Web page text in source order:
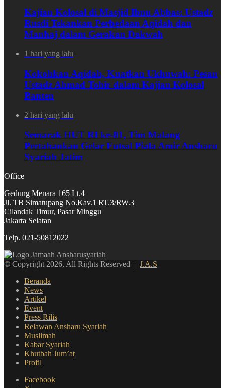
Kajian Kolosal di Masjid Ibnu Abbas: Ustadz
Rusdi Tekankan Perbedaan Aqidah dan
Manhaj dalam Gerakan Dakwah
1 hari yang lalu
Kokohkan Aqidah, Kuatkan Ukhuwah: Pesan
Ustadz Ahmad Tohir dalam Kajian Kolosal
Banten
2 hari yang lalu
Semarak HUT RI ke-81, Tim Malang
Pertahankan Gelar Futsal Piala Amir Ansharu
Syariah Jatim
Office
Gedung Menara 165 Lt.4
Jl. TB Simatupang No.Kav.1 RT.3/RW.3
Cilandak Timur, Pasar Minggu
Jakarta Selatan
Telp. 021-50812022
© Copyright 2026, All Rights Reserved | J.A.S
Beranda
News
Artikel
Event
Press Rilis
Relawan Ansharu Syariah
Muslimah
Kabar Syariah
Khutbah Jum’at
Profil
Facebook